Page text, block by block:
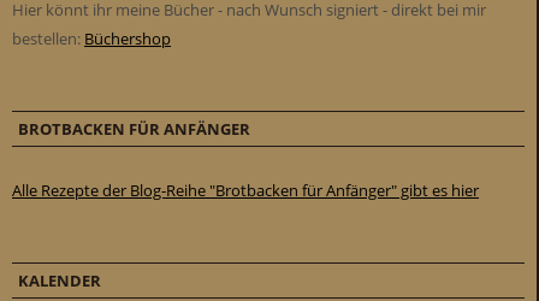
Hier könnt ihr meine Bücher - nach Wunsch signiert - direkt bei mir
bestellen: Büchershop
BROTBACKEN FÜR ANFÄNGER
Alle Rezepte der Blog-Reihe "Brotbacken für Anfänger" gibt es hier
KALENDER